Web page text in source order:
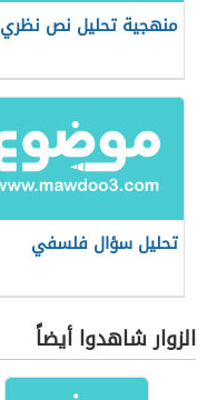
منهجية تحليل نص نظري
تحليل سؤال فلسفي
الزوار شاهدوا أيضاً